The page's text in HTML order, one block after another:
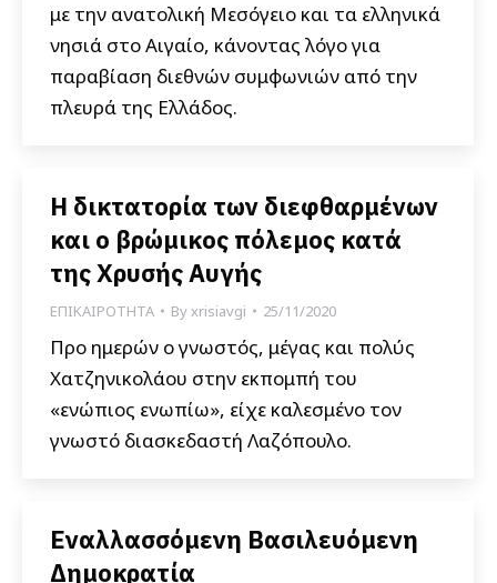
με την ανατολική Μεσόγειο και τα ελληνικά
νησιά στο Αιγαίο, κάνοντας λόγο για
παραβίαση διεθνών συμφωνιών από την
πλευρά της Ελλάδος.
Η δικτατορία των διεφθαρμένων
και ο βρώμικος πόλεμος κατά
της Χρυσής Αυγής
ΕΠΙΚΑΙΡΟΤΗΤΑ Byxrisiavgi 25/11/2020
Προ ημερών ο γνωστός, μέγας και πολύς
Χατζηνικολάου στην εκπομπή του
«ενώπιος ενωπίω», είχε καλεσμένο τον
γνωστό διασκεδαστή Λαζόπουλο.
Εναλλασσόμενη Βασιλευόμενη
Δημοκρατία